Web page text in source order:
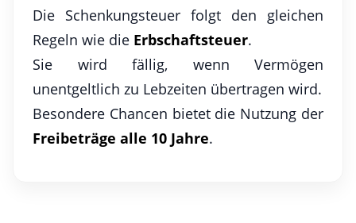
Die Schenkungsteuer folgt den gleichen
Regeln wie die Erbschaftsteuer.
Sie wird fällig, wenn Vermögen
unentgeltlich zu Lebzeiten übertragen wird.
Besondere Chancen bietet die Nutzung der
Freibeträge alle 10 Jahre.